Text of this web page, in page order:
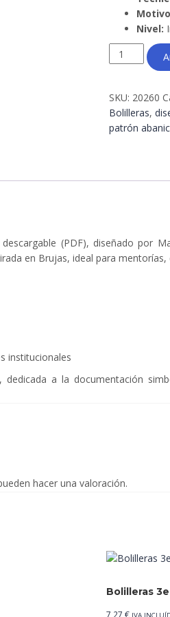
Nivel:
Patrón
Abanico
de
Brujas
01e
Bolilleras®
cantidad
SKU: 20260
Bolilleras,
patrón
(PDF), diseñado por
en Brujas, ideal para
institucionales
a la documentación
hacer una valoración.
Bolilleras 3e
7,27€ IVA